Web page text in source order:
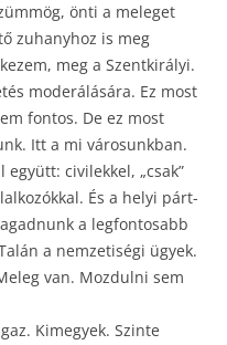
önti a meleget
zuhanyhoz is meg
meg a Szentkirályi.
moderálására. Ez most
fontos. De ez most
Itt a mi városunkban.
civilekkel, „csak”
És a helyi párt-
a legfontosabb
a nemzetiségi ügyek.
van. Mozdulni sem
Kimegyek. Szinte